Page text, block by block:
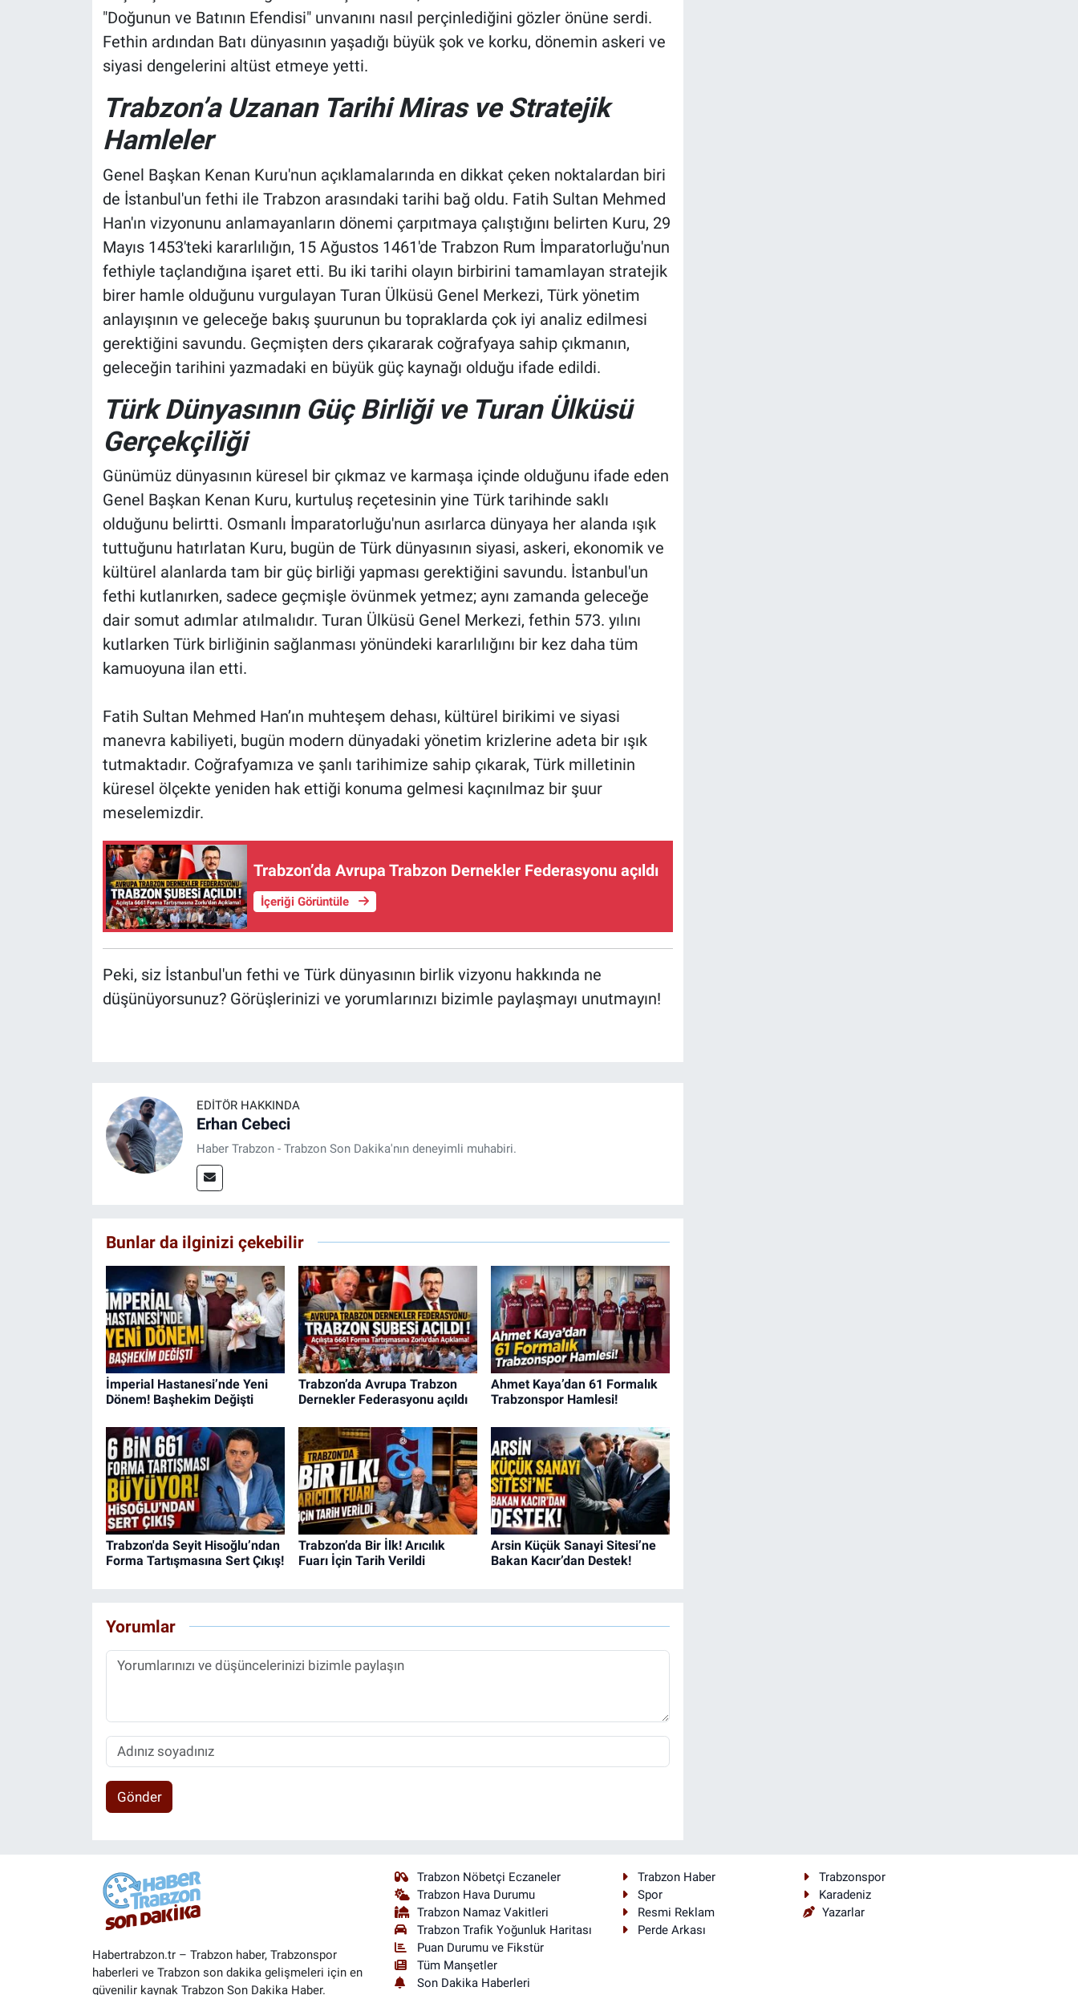
"Doğunun ve Batının Efendisi" unvanını nasıl perçinlediğini gözler önüne serdi.
Fethin ardından Batı dünyasının yaşadığı büyük şok ve korku, dönemin askeri ve
siyasi dengelerini altüst etmeye yetti.
Trabzon’a Uzanan Tarihi Miras ve Stratejik
Hamleler
Genel Başkan Kenan Kuru'nun açıklamalarında en dikkat çeken noktalardan biri
de İstanbul'un fethi ile Trabzon arasındaki tarihi bağ oldu. Fatih Sultan Mehmed
Han'ın vizyonunu anlamayanların dönemi çarpıtmaya çalıştığını belirten Kuru, 29
Mayıs 1453'teki kararlılığın, 15 Ağustos 1461'de Trabzon Rum İmparatorluğu'nun
fethiyle taçlandığına işaret etti. Bu iki tarihi olayın birbirini tamamlayan stratejik
birer hamle olduğunu vurgulayan Turan Ülküsü Genel Merkezi, Türk yönetim
anlayışının ve geleceğe bakış şuurunun bu topraklarda çok iyi analiz edilmesi
gerektiğini savundu. Geçmişten ders çıkararak coğrafyaya sahip çıkmanın,
geleceğin tarihini yazmadaki en büyük güç kaynağı olduğu ifade edildi.
Türk Dünyasının Güç Birliği ve Turan Ülküsü
Gerçekçiliği
Günümüz dünyasının küresel bir çıkmaz ve karmaşa içinde olduğunu ifade eden
Genel Başkan Kenan Kuru, kurtuluş reçetesinin yine Türk tarihinde saklı
olduğunu belirtti. Osmanlı İmparatorluğu'nun asırlarca dünyaya her alanda ışık
tuttuğunu hatırlatan Kuru, bugün de Türk dünyasının siyasi, askeri, ekonomik ve
kültürel alanlarda tam bir güç birliği yapması gerektiğini savundu. İstanbul'un
fethi kutlanırken, sadece geçmişle övünmek yetmez; aynı zamanda geleceğe
dair somut adımlar atılmalıdır. Turan Ülküsü Genel Merkezi, fethin 573. yılını
kutlarken Türk birliğinin sağlanması yönündeki kararlılığını bir kez daha tüm
kamuoyuna ilan etti.
Fatih Sultan Mehmed Han’ın muhteşem dehası, kültürel birikimi ve siyasi
manevra kabiliyeti, bugün modern dünyadaki yönetim krizlerine adeta bir ışık
tutmaktadır. Coğrafyamıza ve şanlı tarihimize sahip çıkarak, Türk milletinin
küresel ölçekte yeniden hak ettiği konuma gelmesi kaçınılmaz bir şuur
meselemizdir.
Trabzon’da Avrupa Trabzon Dernekler Federasyonu açıldı
İçeriği Görüntüle
Peki, siz İstanbul'un fethi ve Türk dünyasının birlik vizyonu hakkında ne
düşünüyorsunuz? Görüşlerinizi ve yorumlarınızı bizimle paylaşmayı unutmayın!
EDITÖR HAKKINDA
Erhan Cebeci
Haber Trabzon - Trabzon Son Dakika'nın deneyimli muhabiri.
Bunlar da ilginizi çekebilir
İmperial Hastanesi’nde Yeni
Dönem! Başhekim Değişti
Trabzon’da Avrupa Trabzon
Dernekler Federasyonu açıldı
Ahmet Kaya’dan 61 Formalık
Trabzonspor Hamlesi!
Trabzon'da Seyit Hisoğlu’ndan
Forma Tartışmasına Sert Çıkış!
Trabzon’da Bir İlk! Arıcılık
Fuarı İçin Tarih Verildi
Arsin Küçük Sanayi Sitesi’ne
Bakan Kacır’dan Destek!
Yorumlar
Gönder
Habertrabzon.tr – Trabzon haber, Trabzonspor
haberleri ve Trabzon son dakika gelişmeleri için en
güvenilir kaynak Trabzon Son Dakika Haber.
Trabzon Nöbetçi Eczaneler
Trabzon Hava Durumu
Trabzon Namaz Vakitleri
Trabzon Trafik Yoğunluk Haritası
Puan Durumu ve Fikstür
Tüm Manşetler
Son Dakika Haberleri
Trabzon Haber
Trabzonspor
Spor
Karadeniz
Resmi Reklam
Yazarlar
Perde Arkası